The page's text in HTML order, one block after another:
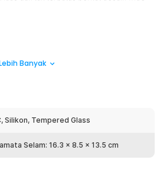
lensa tempered glass
jernih di berbagai kondisi air.
selama berada di kedalaman laut.
wide view, kacamata ini
Ideal untuk freediving, snorkeling,
Banyak
Silikon, Tempered Glass
Selam: 16.3 x 8.5 x 13.5 cm